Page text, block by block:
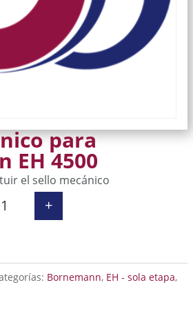
para
EH 4500
el sello mecánico
Sello mecánico para Bornemann
+
Bornemann, EH - sola etapa,